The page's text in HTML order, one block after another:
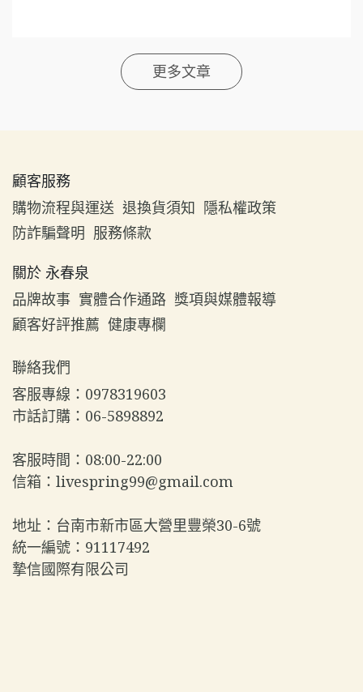
更多文章
顧客服務
購物流程與運送 退換貨須知 隱私權政策
防詐騙聲明 服務條款
關於 永春泉
品牌故事 實體合作通路 獎項與媒體報導
顧客好評推薦 健康專欄
聯絡我們
客服專線：0978319603
市話訂購：06-5898892
客服時間：08:00-22:00
信箱：livespring99@gmail.com
地址：台南市新市區大營里豐榮30-6號
統一編號：91117492
摯信國際有限公司